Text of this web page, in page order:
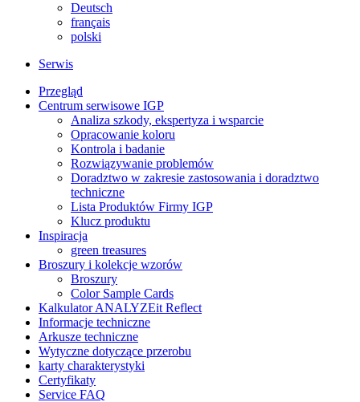
Deutsch
français
polski
Serwis
Przegląd
Centrum serwisowe IGP
Analiza szkody, ekspertyza i wsparcie
Opracowanie koloru
Kontrola i badanie
Rozwiązywanie problemów
Doradztwo w zakresie zastosowania i doradztwo
techniczne
Lista Produktów Firmy IGP
Klucz produktu
Inspiracja
green treasures
Broszury i kolekcje wzorów
Broszury
Color Sample Cards
Kalkulator ANALYZEit Reflect
Informacje techniczne
Arkusze techniczne
Wytyczne dotyczące przerobu
karty charakterystyki
Certyfikaty
Service FAQ